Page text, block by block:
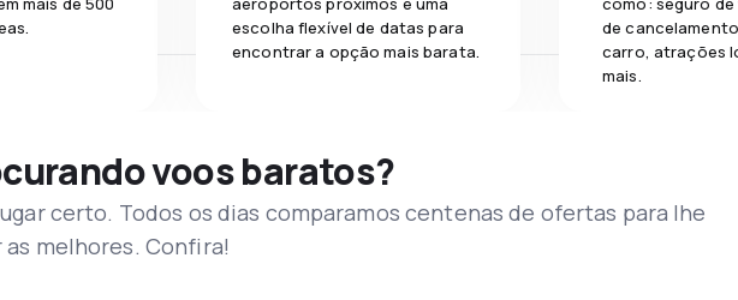
escolha flexível de datas para
encontrar a opção mais barata.
de
carro, atrações
mais.
voos baratos?
certo. Todos os dias comparamos centenas de ofertas para lhe
melhores. Confira!